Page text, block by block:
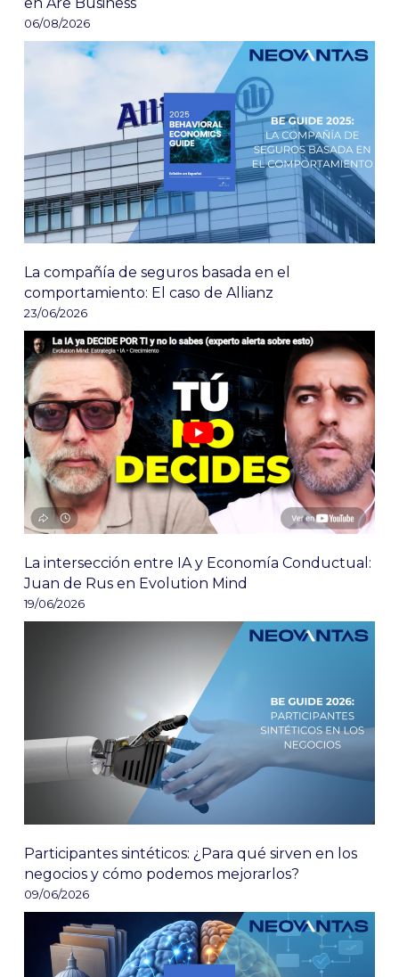
06/08/2026
La compañía de seguros basada en el
comportamiento: El caso de Allianz
23/06/2026
La intersección entre IA y Economía Conductual:
Juan de Rus en Evolution Mind
19/06/2026
Participantes sintéticos: ¿Para qué sirven en los
negocios y cómo podemos mejorarlos?
09/06/2026